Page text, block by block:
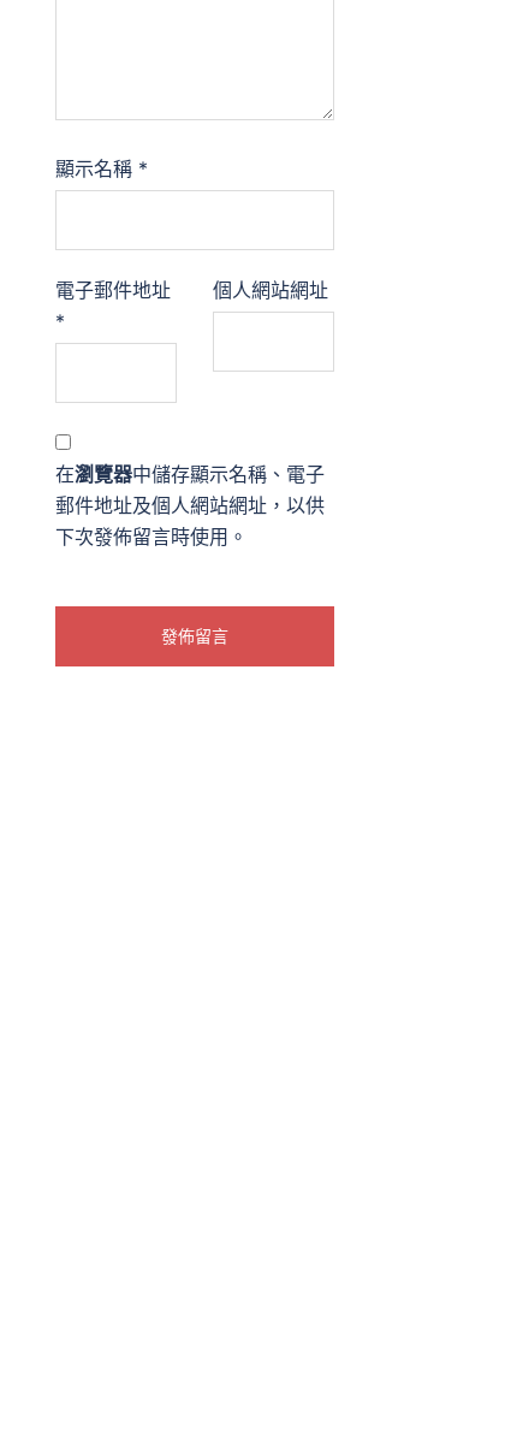
顯示名稱 *
電子郵件地址
*
個人網站網址
在瀏覽器中儲存顯示名稱、電子
郵件地址及個人網站網址，以供
下次發佈留言時使用。